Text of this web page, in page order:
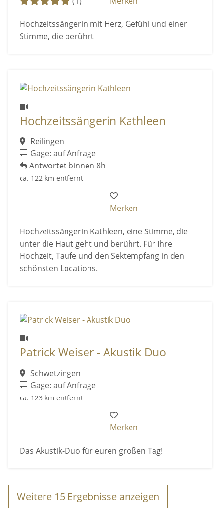
Hochzeitssängerin mit Herz, Gefühl und einer
Stimme, die berührt
Hochzeitssängerin Kathleen
Reilingen
Gage: auf Anfrage
Antwortet binnen 8h
ca. 122 km entfernt
Merken
Hochzeitssängerin Kathleen, eine Stimme, die
unter die Haut geht und berührt. Für Ihre
Hochzeit, Taufe und den Sektempfang in den
schönsten Locations.
Patrick Weiser - Akustik Duo
Schwetzingen
Gage: auf Anfrage
ca. 123 km entfernt
Merken
Das Akustik-Duo für euren großen Tag!
Weitere 15 Ergebnisse anzeigen